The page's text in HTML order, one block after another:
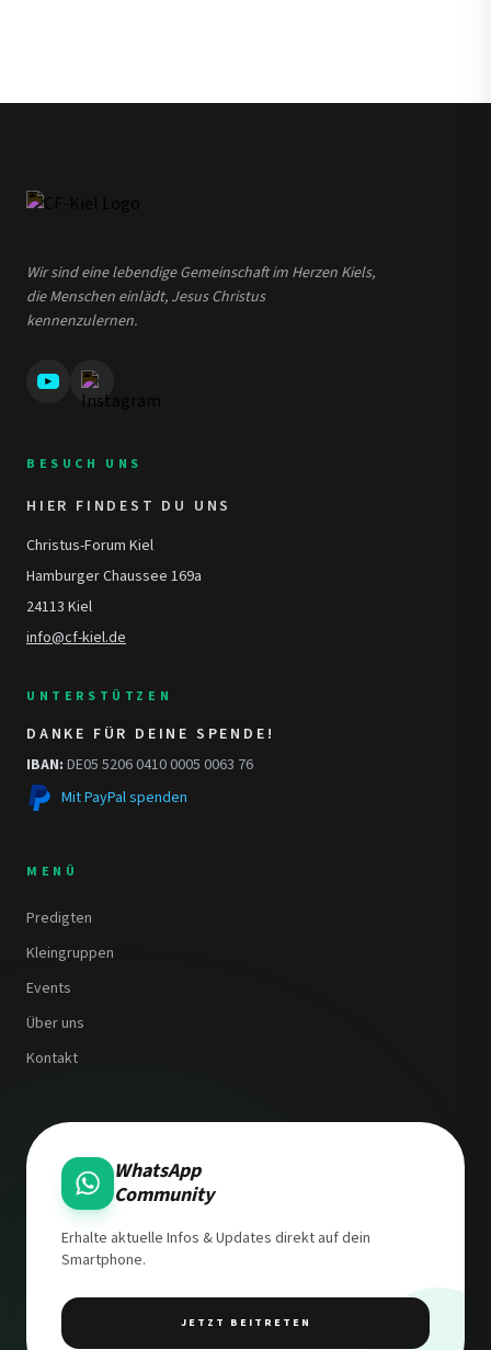
Wir sind eine lebendige Gemeinschaft im Herzen Kiels,
die Menschen einlädt, Jesus Christus
kennenzulernen.
BESUCH UNS
HIER FINDEST DU UNS
Christus-Forum Kiel
Hamburger Chaussee 169a
24113 Kiel
info@cf-kiel.de
UNTERSTÜTZEN
DANKE FÜR DEINE SPENDE!
IBAN: DE05 5206 0410 0005 0063 76
Mit PayPal spenden
MENÜ
Predigten
Kleingruppen
Events
Über uns
Kontakt
WhatsApp
Community
Erhalte aktuelle Infos & Updates direkt auf dein
Smartphone.
JETZT BEITRETEN